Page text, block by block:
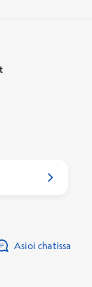
Asioi chatissa